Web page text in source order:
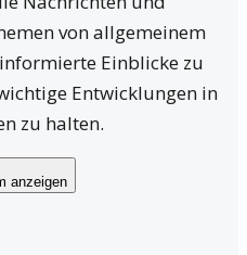
von allgemeinem
Einblicke zu
Entwicklungen in
zu halten.
anzeigen